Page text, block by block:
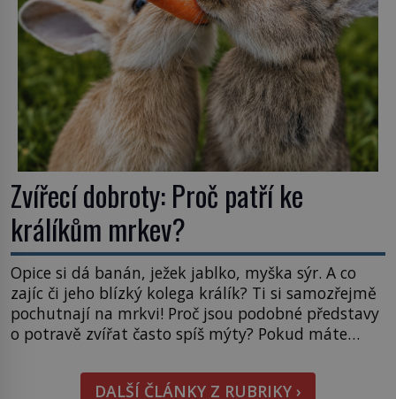
Průzkumu temné energie […]
Zvířecí dobroty: Proč patří ke
králíkům mrkev?
Opice si dá banán, ježek jablko, myška sýr. A co
zajíc či jeho blízký kolega králík? Ti si samozřejmě
pochutnají na mrkvi! Proč jsou podobné představy
o potravě zvířat často spíš mýty? Pokud máte
i bude chutnat, ovšem měl by ji mít jen jako
občasný pamlsek. […]DALŠÍ ČLÁNKY Z RUBRIKY ›